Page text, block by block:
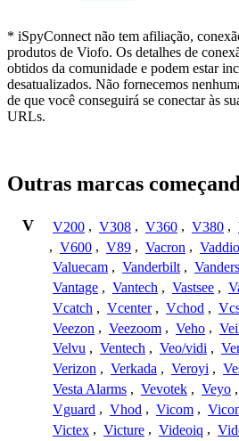
* iSpyConnect não tem afiliação,
produtos de Viofo. Os detalhes de
obtidos da comunidade e podem estar
desatualizados. Não fornecemos
de que você conseguirá se conectar às
URLs.
Outras marcas
V V200 , V308 , V360 , V380 ,
, V600 , V89 , Vacron , Vaddio
Valuecam , Vanderbilt ,
Vantage , Vantech , Vastsee ,
Vcatch , Vcenter , Vchod ,
Veezon , Veezoom , Veho ,
Velvu , Ventech , Veo/vidi ,
Verizon , Verkada , Veroyi ,
Vesta Alarms , Vevotek , Veyo ,
Vguard , Vhod , Vicom ,
Victex , Victure , Videoiq ,